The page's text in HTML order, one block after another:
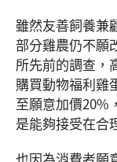
雖然友善飼養兼
部分雞農仍不願
所先前的調查，
購買動物福利雞
至願意加價20%
是能夠接受在合